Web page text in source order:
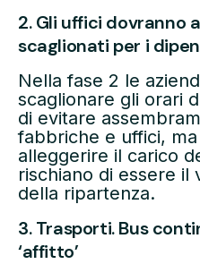
2. Gli uffici dovranno
scaglionati per i
Nella fase 2 le
scaglionare gli orari
di evitare
fabbriche e uffici,
alleggerire il carico
rischiano di essere il
della ripartenza.
3. Trasporti. Bus
‘affitto’